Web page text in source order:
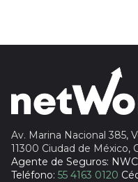
Av. Marina Nacional 385,
11300 Ciudad de México,
Agente de Seguros:
Teléfono: 55 4163 0120